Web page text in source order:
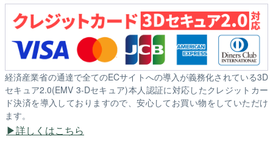
経済産業省の通達で全てのECサイトへの導入が義務化されている3D
セキュア2.0(EMV 3-Dセキュア)本人認証に対応したクレジットカー
ド決済を導入しておりますので、安心してお買い物をしていただけ
ます。
詳しくはこちら